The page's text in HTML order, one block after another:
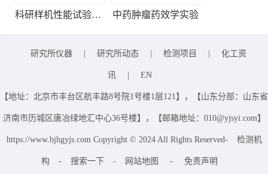
科研样机性能试验服务 中药肿瘤药效学实验
研究所仪器 研究所动态 检测项目 化工资
讯 EN
【地址：北京市丰台区航丰路8号院1号楼1层121】，【山东分部：山东省
济南市历城区唐冶绿地汇中心36号楼】，【邮箱地址：010@yjsyi.com】
https://www.bjhgyjs.com Copyright © 2024 All Rights Reserved- 检测机
构 - 搜索一下 - 网站地图 - 免责声明